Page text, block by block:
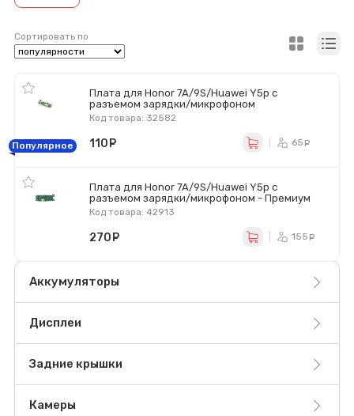
Сортировать по
Плата для Honor 7A/9S/Huawei Y5p с
разъемом зарядки/микрофоном
Код товара: 32582
Популярное 110 65
Плата для Honor 7A/9S/Huawei Y5p с
разъемом зарядки/микрофоном - Премиум
Код товара: 42913
270 155
Аккумуляторы
Дисплеи
Задние крышки
Камеры